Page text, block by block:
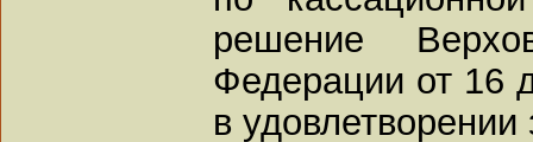
решение
Федерации от 16
в удовлетворении